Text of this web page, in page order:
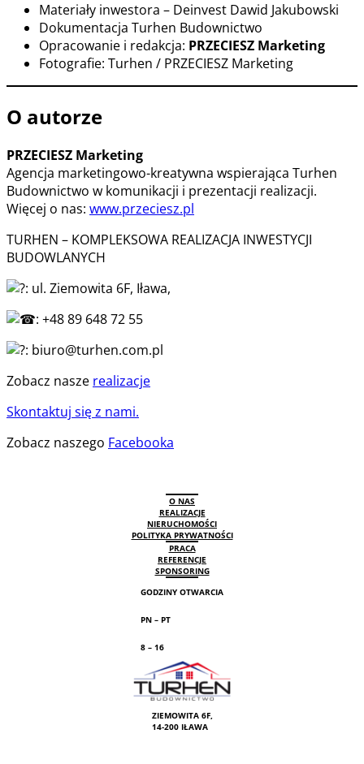
Materiały inwestora – Deinvest Dawid Jakubowski
Dokumentacja Turhen Budownictwo
Opracowanie i redakcja: PRZECIESZ Marketing
Fotografie: Turhen / PRZECIESZ Marketing
O autorze
PRZECIESZ Marketing
Agencja marketingowo-kreatywna wspierająca Turhen
Budownictwo w komunikacji i prezentacji realizacji.
Więcej o nas: www.przeciesz.pl
TURHEN – KOMPLEKSOWA REALIZACJA INWESTYCJI
BUDOWLANYCH
: ul. Ziemowita 6F, Iława,
: +48 89 648 72 55
: biuro@turhen.com.pl
Zobacz nasze realizacje
Skontaktuj się z nami.
Zobacz naszego Facebooka
O NAS
REALIZACJE
NIERUCHOMOŚCI
POLITYKA PRYWATNOŚCI
PRACA
REFERENCJE
SPONSORING
GODZINY OTWARCIA
PN – PT
8 – 16
ZIEMOWITA 6F,
14-200 IŁAWA